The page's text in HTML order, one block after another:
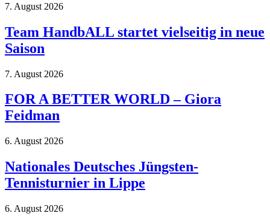
7. August 2026
Team HandbALL startet vielseitig in neue
Saison
7. August 2026
FOR A BETTER WORLD – Giora
Feidman
6. August 2026
Nationales Deutsches Jüngsten-
Tennisturnier in Lippe
6. August 2026